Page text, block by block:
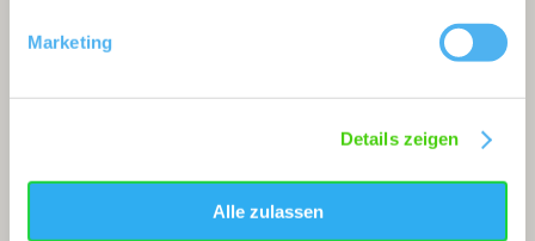
Marketing
Details zeigen
Alle zulassen